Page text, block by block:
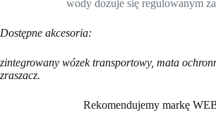
wody dozuje się regulowanym
Dostępne akcesoria:
zintegrowany wózek transportowy, mata
zraszacz.
Rekomendujemy markę